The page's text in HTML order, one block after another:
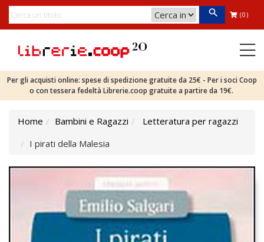
(0)
Per gli acquisti online: spese di spedizione gratuite da 25€ - Per i soci Coop
o con tessera fedeltà Librerie.coop gratuite a partire da 19€.
Home Bambini e Ragazzi
Letteratura per ragazzi
I pirati della Malesia